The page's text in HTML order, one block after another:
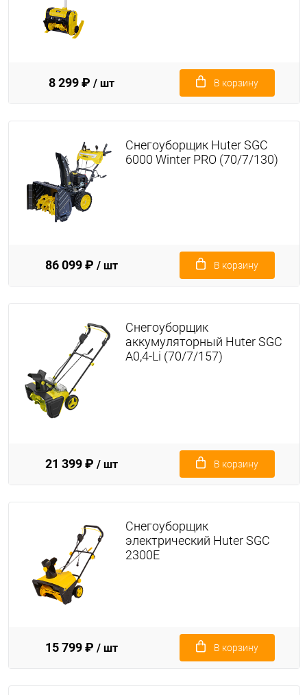
8 299 ₽ / шт В корзину
Снегоуборщик Huter SGC
6000 Winter PRO (70/7/130)
86 099 ₽ / шт В корзину
Снегоуборщик
аккумуляторный Huter SGC
А0,4-Li (70/7/157)
21 399 ₽ / шт В корзину
Снегоуборщик
электрический Huter SGC
2300E
15 799 ₽ / шт В корзину